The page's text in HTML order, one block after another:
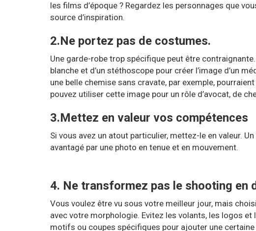
les films d’époque ? Regardez les personnages que
source d’inspiration.⁣
2.Ne portez pas de costumes.⁣
Une garde-robe trop spécifique peut être contraignante.
blanche et d’un stéthoscope pour créer l’image d’un
une belle chemise sans cravate, par exemple,
pouvez utiliser cette image pour un rôle d’avocat, de
3.Mettez en valeur vos compétences⁣
Si vous avez un atout particulier, mettez-le en valeur.
avantagé par une photo en tenue et en mouvement.⁣
4. Ne transformez pas le shooting en
Vous voulez être vu sous votre meilleur jour, mais
avec votre morphologie. Evitez les volants, les logos
motifs ou coupes spécifiques pour ajouter une